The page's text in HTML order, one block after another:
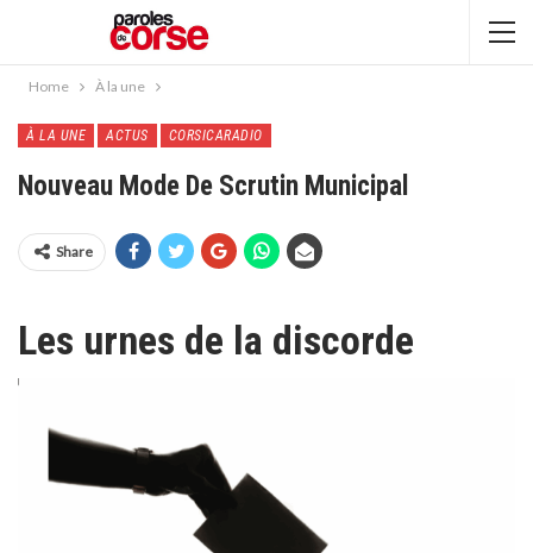
Home À la une
À LA UNE ACTUS CORSICARADIO
Nouveau Mode De Scrutin Municipal
Share
Les urnes de la discorde